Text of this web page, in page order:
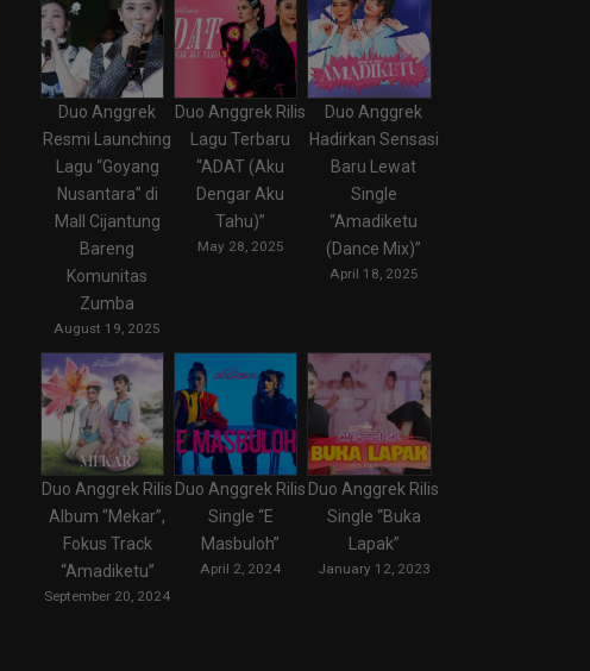
Duo Anggrek
Resmi Launching
Lagu “Goyang
Nusantara” di
Mall Cijantung
Bareng
Komunitas
Zumba
August 19, 2025
Duo Anggrek Rilis
Lagu Terbaru
“ADAT (Aku
Dengar Aku
Tahu)”
May 28, 2025
Duo Anggrek
Hadirkan Sensasi
Baru Lewat
Single
“Amadiketu
(Dance Mix)”
April 18, 2025
Duo Anggrek Rilis
Album “Mekar”,
Fokus Track
“Amadiketu”
September 20, 2024
Duo Anggrek Rilis
Single “E
Masbuloh”
April 2, 2024
Duo Anggrek Rilis
Single “Buka
Lapak”
January 12, 2023